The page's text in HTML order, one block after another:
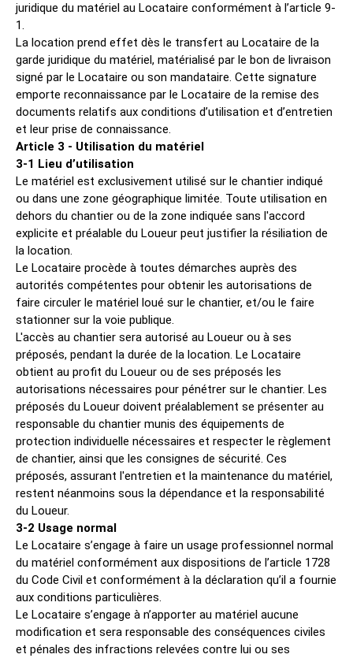
juridique du matériel au Locataire conformément à l’article 9-
1.
La location prend effet dès le transfert au Locataire de la
garde juridique du matériel, matérialisé par le bon de livraison
signé par le Locataire ou son mandataire. Cette signature
emporte reconnaissance par le Locataire de la remise des
documents relatifs aux conditions d’utilisation et d’entretien
et leur prise de connaissance.
Article 3 - Utilisation du matériel
3-1 Lieu d’utilisation
Le matériel est exclusivement utilisé sur le chantier indiqué
ou dans une zone géographique limitée. Toute utilisation en
dehors du chantier ou de la zone indiquée sans l'accord
explicite et préalable du Loueur peut justifier la résiliation de
la location.
Le Locataire procède à toutes démarches auprès des
autorités compétentes pour obtenir les autorisations de
faire circuler le matériel loué sur le chantier, et/ou le faire
stationner sur la voie publique.
L'accès au chantier sera autorisé au Loueur ou à ses
préposés, pendant la durée de la location. Le Locataire
obtient au profit du Loueur ou de ses préposés les
autorisations nécessaires pour pénétrer sur le chantier. Les
préposés du Loueur doivent préalablement se présenter au
responsable du chantier munis des équipements de
protection individuelle nécessaires et respecter le règlement
de chantier, ainsi que les consignes de sécurité. Ces
préposés, assurant l'entretien et la maintenance du matériel,
restent néanmoins sous la dépendance et la responsabilité
du Loueur.
3-2 Usage normal
Le Locataire s’engage à faire un usage professionnel normal
du matériel conformément aux dispositions de l’article 1728
du Code Civil et conformément à la déclaration qu’il a fournie
aux conditions particulières.
Le Locataire s’engage à n’apporter au matériel aucune
modification et sera responsable des conséquences civiles
et pénales des infractions relevées contre lui ou ses